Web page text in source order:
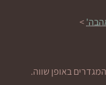
>
באופן שווה.